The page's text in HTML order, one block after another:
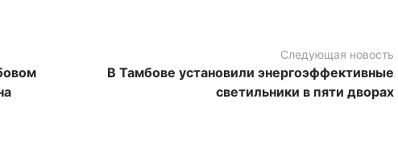
Следующая новость
В Тамбове установили энергоэффективные
светильники в пяти дворах